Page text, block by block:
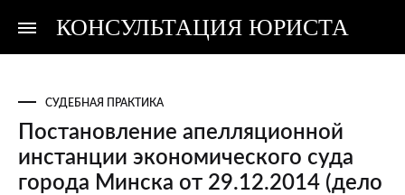
КОНСУЛЬТАЦИЯ ЮРИСТА
Консультация
Консультация
СУДЕБНАЯ ПРАКТИКА
Постановление апелляционной
инстанции экономического суда
города Минска от 29.12.2014 (дело